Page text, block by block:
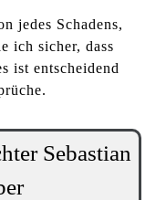
jedes Schadens,
ich sicher, dass
ist entscheidend
Sebastian